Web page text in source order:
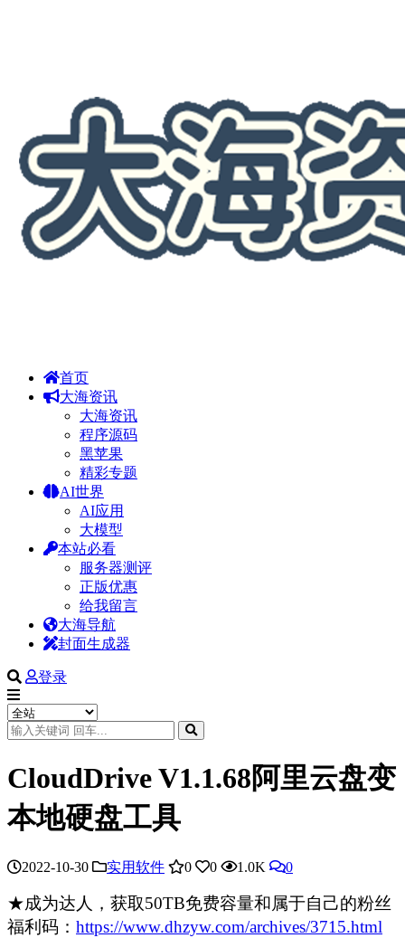
首页
大海资讯
大海资讯
程序源码
黑苹果
精彩专题
AI世界
AI应用
大模型
本站必看
服务器测评
正版优惠
给我留言
大海导航
封面生成器
登录
CloudDrive V1.1.68阿里云盘变
本地硬盘工具
2022-10-30 实用软件 0 0 1.0K 0
★成为达人，获取50TB免费容量和属于自己的粉丝
福利码： https://www.dhzyw.com/archives/3715.html